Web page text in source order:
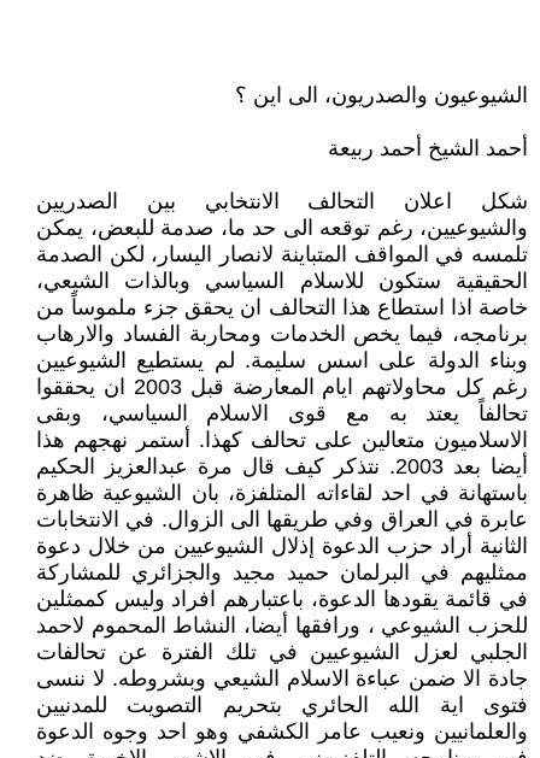
الشيوعيون والصدريون، الى اين ؟
أحمد الشيخ أحمد ربيعة
شكل اعلان التحالف الانتخابي بين الصدريين
والشيوعيين، رغم توقعه الى حد ما، صدمة للبعض، يمكن
تلمسه في المواقف المتباينة لانصار اليسار، لكن الصدمة
الحقيقية ستكون للاسلام السياسي وبالذات الشيعي،
خاصة اذا استطاع هذا التحالف ان يحقق جزء ملموساً من
برنامجه، فيما يخص الخدمات ومحاربة الفساد والارهاب
وبناء الدولة على اسس سليمة. لم يستطيع الشيوعيين
رغم كل محاولاتهم ايام المعارضة قبل 2003 ان يحققوا
تحالفاً يعتد به مع قوى الاسلام السياسي، وبقى
الاسلاميون متعالين على تحالف كهذا. أستمر نهجهم هذا
أيضا بعد 2003. نتذكر كيف قال مرة عبدالعزيز الحكيم
باستهانة في احد لقاءاته المتلفزة، بان الشيوعية ظاهرة
عابرة في العراق وفي طريقها الى الزوال. في الانتخابات
الثانية أراد حزب الدعوة إذلال الشيوعيين من خلال دعوة
ممثليهم في البرلمان حميد مجيد والجزائري للمشاركة
في قائمة يقودها الدعوة، باعتبارهم افراد وليس كممثلين
للحزب الشيوعي ، ورافقها أيضا، النشاط المحموم لاحمد
الجلبي لعزل الشيوعيين في تلك الفترة عن تحالفات
جادة الا ضمن عباءة الاسلام الشيعي وبشروطه. لا ننسى
فتوى اية الله الحائري بتحريم التصويت للمدنيين
والعلمانيين ونعيب عامر الكشفي وهو احد وجوه الدعوة